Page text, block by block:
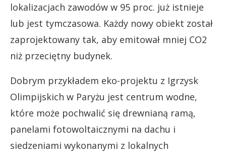
lokalizacjach zawodów w 95 proc. już istnieje
lub jest tymczasowa. Każdy nowy obiekt został
zaprojektowany tak, aby emitował mniej CO2
niż przeciętny budynek.
Dobrym przykładem eko-projektu z Igrzysk
Olimpijskich w Paryżu jest centrum wodne,
które może pochwalić się drewnianą ramą,
panelami fotowoltaicznymi na dachu i
siedzeniami wykonanymi z lokalnych